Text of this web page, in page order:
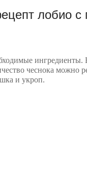
лобио с
ингредиенты.
чеснока можно
и укроп.